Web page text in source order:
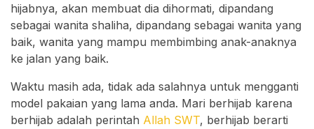
hijabnya, akan membuat dia dihormati, dipandang
sebagai wanita shaliha, dipandang sebagai wanita yang
baik, wanita yang mampu membimbing anak-anaknya
ke jalan yang baik.
Waktu masih ada, tidak ada salahnya untuk mengganti
model pakaian yang lama anda. Mari berhijab karena
berhijab adalah perintah Allah SWT, berhijab berarti